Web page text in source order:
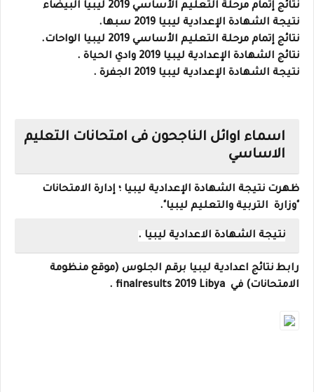
نتائج إتمام مرحلة التعليم الأساسي 2019 ليبيا البيضاء
نتيجة الشهادة الإعدادية ليبيا 2019 سبها.
نتائج إتمام مرحلة التعليم الأساسي 2019 ليبيا الواحات.
نتائج الشهادة الإعدادية ليبيا 2019 وادي الحياة .
نتيجة الشهادة الإعدادية ليبيا 2019 الجفرة .
اسماء اوائل الناجحون فى امتحانات التعليم
الاساسي
ظهرت نتيجة الشهادة الإعدادية ليبيا ؛ إدارة الامتحانات
"وزارة التربية والتعليم ليبيا".
نتيجة الشهادة الاعدادية ليبيا .
رابط نتائج اعدادية ليبيا برقم الجلوس (موقع منظومة
الامتحانات) في finalresults 2019 Libya .